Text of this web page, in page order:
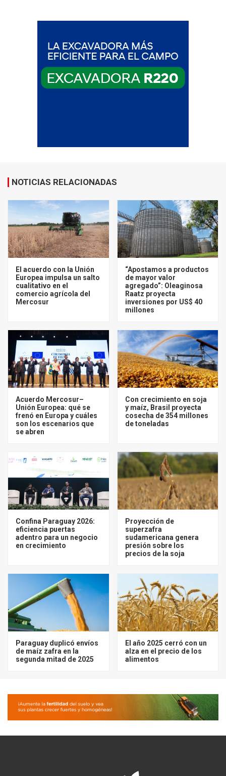
NOTICIAS RELACIONADAS
El acuerdo con la Unión
Europea impulsa un salto
cualitativo en el
comercio agrícola del
Mercosur
“Apostamos a productos
de mayor valor
agregado”: Oleaginosa
Raatz proyecta
inversiones por US$ 40
millones
Acuerdo Mercosur–
Unión Europea: qué se
frenó en Europa y cuáles
son los escenarios que
se abren
Con crecimiento en soja
y maíz, Brasil proyecta
cosecha de 354 millones
de toneladas
Confina Paraguay 2026:
eficiencia puertas
adentro para un negocio
en crecimiento
Proyección de
superzafra
sudamericana genera
presión sobre los
precios de la soja
Paraguay duplicó envíos
de maíz zafra en la
segunda mitad de 2025
El año 2025 cerró con un
alza en el precio de los
alimentos